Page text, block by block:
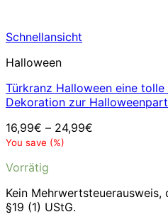
Schnellansicht
Halloween
Türkranz Halloween eine
Dekoration zur
16,99€ – 24,99€
You save (%)
Vorrätig
Kein Mehrwertsteuerausweis,
§19 (1) UStG.